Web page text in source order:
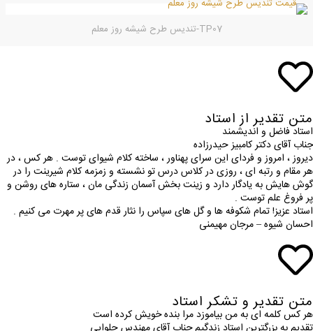
TP07-تندیس طرح شیشه روز معلم
متن تقدیر از استاد
استاد فاضل و اندیشمند
جناب آقای دکتر کامبیز حیدرزاده
دیروز ، امروز و فردای این سرای پهناور ، ساخته کلام شیوای توست . هر کس ، در
هر مقام و رتبه ای ، روزی در کلاس درس تو نشسته و زمزمه کلام شیرینت را در
گوش هایش به یادگار دارد و زینت بخش آسمان زندگی مان ، ستاره های روشن و
پر فروغ علم توست .
استاد عزیز! تمام شکوفه ها و گل های سپاس را نثار قدم های پر مهرت می کنیم .
احسان شیوه – مرجان مهیمنی
متن تقدیر و تشکر استاد
هر کس کلمه ای به من بیاموزد مرا بنده خویش کرده است